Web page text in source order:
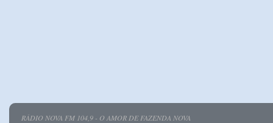
RÁDIO NOVA FM 104,9 - O AMOR DE FAZENDA NOVA